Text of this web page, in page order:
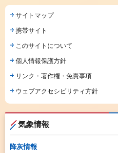
サイトマップ
携帯サイト
このサイトについて
個人情報保護方針
リンク・著作権・免責事項
ウェブアクセシビリティ方針
気象情報
降灰情報